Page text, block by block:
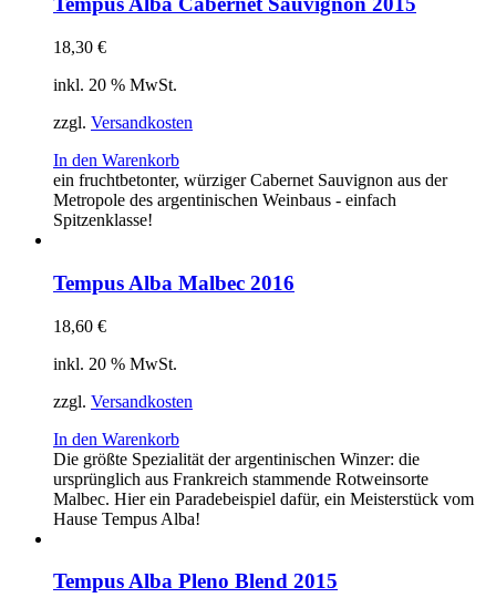
18,30 €
inkl. 20 % MwSt.
zzgl. Versandkosten
In den Warenkorb
ein fruchtbetonter, würziger Cabernet Sauvignon aus der
Metropole des argentinischen Weinbaus - einfach
Spitzenklasse!
Tempus Alba Malbec 2016
18,60 €
inkl. 20 % MwSt.
zzgl. Versandkosten
In den Warenkorb
Die größte Spezialität der argentinischen Winzer: die
ursprünglich aus Frankreich stammende Rotweinsorte
Malbec. Hier ein Paradebeispiel dafür, ein Meisterstück vom
Hause Tempus Alba!
Tempus Alba Pleno Blend 2015